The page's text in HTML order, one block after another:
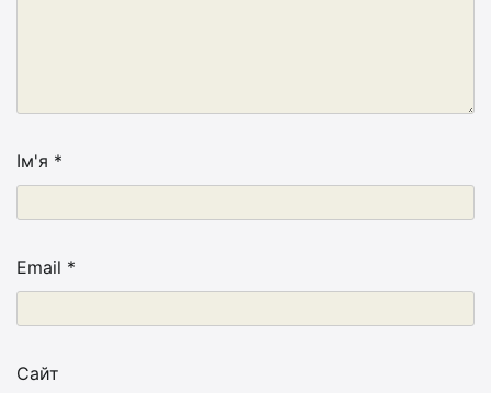
Ім'я *
Email *
Сайт